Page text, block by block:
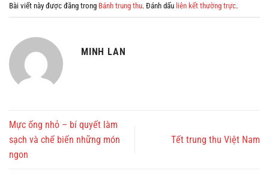
Bài viết này được đăng trong Bánh trung thu. Đánh dấu liên kết thường trực.
MINH LAN
Mực ống nhỏ – bí quyết làm
sạch và chế biến những món
ngon
Tết trung thu Việt Nam